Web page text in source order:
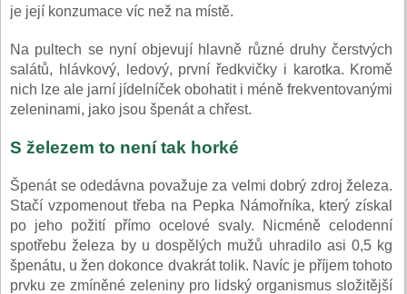
je její konzumace víc než na místě.
Na pultech se nyní objevují hlavně různé druhy čerstvých
salátů, hlávkový, ledový, první ředkvičky i karotka. Kromě
nich lze ale jarní jídelníček obohatit i méně frekventovanými
zeleninami, jako jsou špenát a chřest.
S železem to není tak horké
Špenát se odedávna považuje za velmi dobrý zdroj železa.
Stačí vzpomenout třeba na Pepka Námořníka, který získal
po jeho požití přímo ocelové svaly. Nicméně celodenní
spotřebu železa by u dospělých mužů uhradilo asi 0,5 kg
špenátu, u žen dokonce dvakrát tolik. Navíc je příjem tohoto
prvku ze zmíněné zeleniny pro lidský organismus složitější